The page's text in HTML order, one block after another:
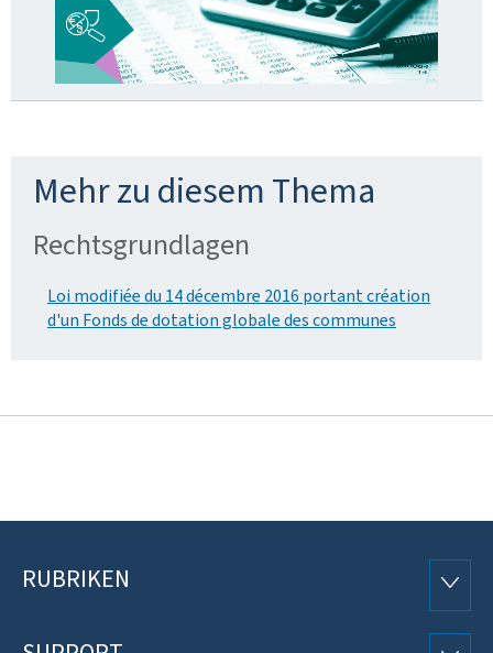
Mehr zu diesem Thema
Rechtsgrundlagen
Loi modifiée du 14 décembre 2016 portant création
d'un Fonds de dotation globale des communes
Footer
RUBRIKEN